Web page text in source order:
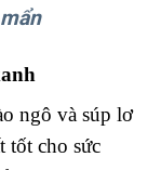
ngô và súp lơ
tốt cho sức